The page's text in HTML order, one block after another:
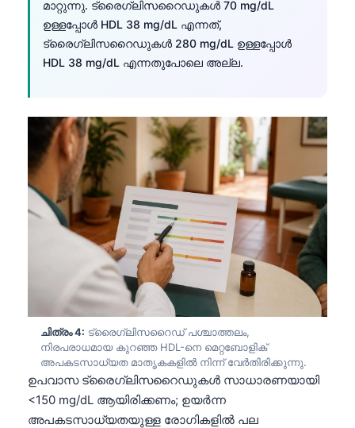
മാറ്റുന്നു. ട്രൈഗ്ലിസറൈഡുകൾ 70 mg/dL
ഉള്ളപ്പോൾ HDL 38 mg/dL എന്നത്,
ട്രൈഗ്ലിസറൈഡുകൾ 280 mg/dL ഉള്ളപ്പോൾ
HDL 38 mg/dL എന്നതുപോലെ അല്ല.
ചിത്രം 4: ട്രൈഗ്ലിസറൈഡ് പശ്ചാത്തലം,
നിരപരാധമായ കുറഞ്ഞ HDL-നെ മെറ്റബോളിക്
അപകടസാധ്യത മാതൃകകളിൽ നിന്ന് വേർതിരിക്കുന്നു.
ഉപവാസ ട്രൈഗ്ലിസറൈഡുകൾ സാധാരണയായി
<150 mg/dL ആയിരിക്കണം; ഉയർന്ന
അപകടസാധ്യതയുള്ള രോഗികളിൽ പല